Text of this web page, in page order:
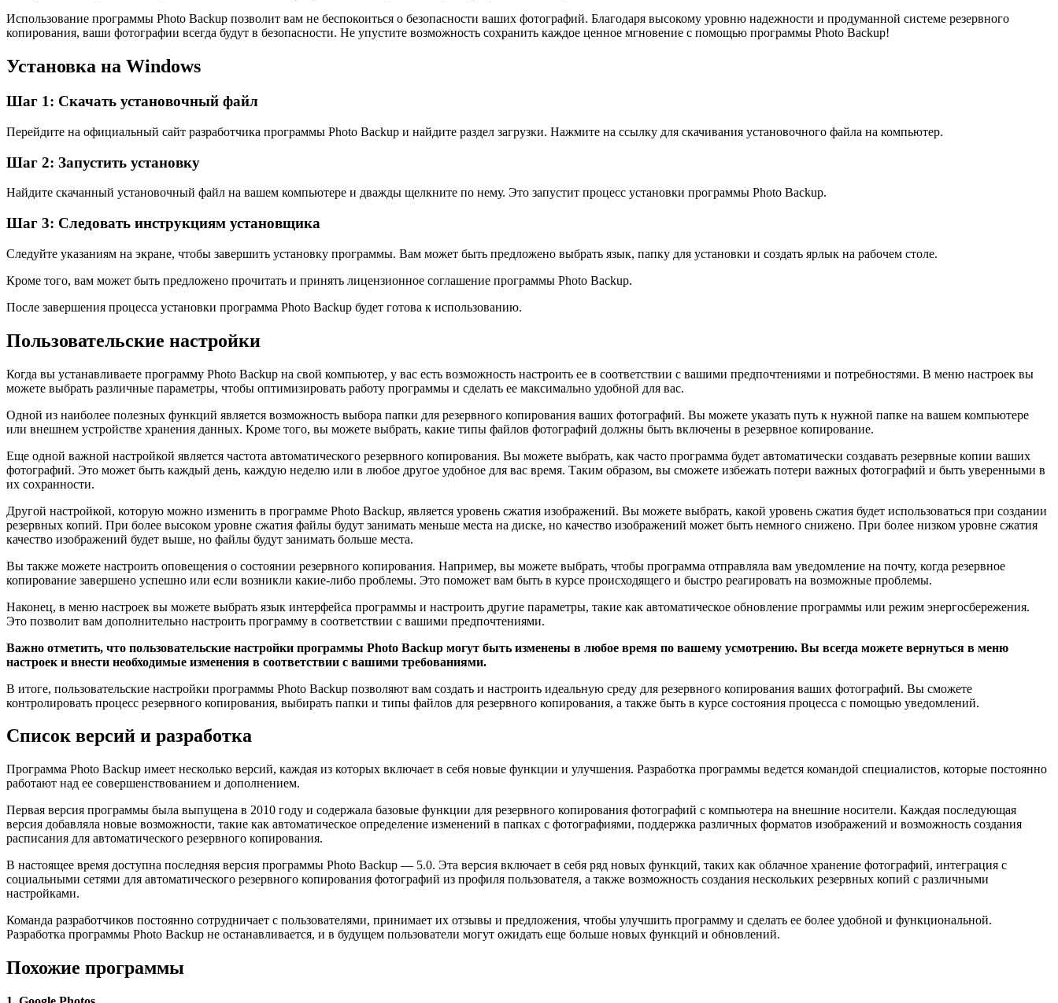
Использование программы Photo Backup позволит вам не беспокоиться о безопасности ваших фотографий. Благодаря высокому уровню надежности и продуманной системе резервного
копирования, ваши фотографии всегда будут в безопасности. Не упустите возможность сохранить каждое ценное мгновение с помощью программы Photo Backup!
Установка на Windows
Шаг 1: Скачать установочный файл
Перейдите на официальный сайт разработчика программы Photo Backup и найдите раздел загрузки. Нажмите на ссылку для скачивания установочного файла на компьютер.
Шаг 2: Запустить установку
Найдите скачанный установочный файл на вашем компьютере и дважды щелкните по нему. Это запустит процесс установки программы Photo Backup.
Шаг 3: Следовать инструкциям установщика
Следуйте указаниям на экране, чтобы завершить установку программы. Вам может быть предложено выбрать язык, папку для установки и создать ярлык на рабочем столе.
Кроме того, вам может быть предложено прочитать и принять лицензионное соглашение программы Photo Backup.
После завершения процесса установки программа Photo Backup будет готова к использованию.
Пользовательские настройки
Когда вы устанавливаете программу Photo Backup на свой компьютер, у вас есть возможность настроить ее в соответствии с вашими предпочтениями и потребностями. В меню настроек вы
можете выбрать различные параметры, чтобы оптимизировать работу программы и сделать ее максимально удобной для вас.
Одной из наиболее полезных функций является возможность выбора папки для резервного копирования ваших фотографий. Вы можете указать путь к нужной папке на вашем компьютере
или внешнем устройстве хранения данных. Кроме того, вы можете выбрать, какие типы файлов фотографий должны быть включены в резервное копирование.
Еще одной важной настройкой является частота автоматического резервного копирования. Вы можете выбрать, как часто программа будет автоматически создавать резервные копии ваших
фотографий. Это может быть каждый день, каждую неделю или в любое другое удобное для вас время. Таким образом, вы сможете избежать потери важных фотографий и быть уверенными в
их сохранности.
Другой настройкой, которую можно изменить в программе Photo Backup, является уровень сжатия изображений. Вы можете выбрать, какой уровень сжатия будет использоваться при создании
резервных копий. При более высоком уровне сжатия файлы будут занимать меньше места на диске, но качество изображений может быть немного снижено. При более низком уровне сжатия
качество изображений будет выше, но файлы будут занимать больше места.
Вы также можете настроить оповещения о состоянии резервного копирования. Например, вы можете выбрать, чтобы программа отправляла вам уведомление на почту, когда резервное
копирование завершено успешно или если возникли какие-либо проблемы. Это поможет вам быть в курсе происходящего и быстро реагировать на возможные проблемы.
Наконец, в меню настроек вы можете выбрать язык интерфейса программы и настроить другие параметры, такие как автоматическое обновление программы или режим энергосбережения.
Это позволит вам дополнительно настроить программу в соответствии с вашими предпочтениями.
Важно отметить, что пользовательские настройки программы Photo Backup могут быть изменены в любое время по вашему усмотрению. Вы всегда можете вернуться в меню
настроек и внести необходимые изменения в соответствии с вашими требованиями.
В итоге, пользовательские настройки программы Photo Backup позволяют вам создать и настроить идеальную среду для резервного копирования ваших фотографий. Вы сможете
контролировать процесс резервного копирования, выбирать папки и типы файлов для резервного копирования, а также быть в курсе состояния процесса с помощью уведомлений.
Список версий и разработка
Программа Photo Backup имеет несколько версий, каждая из которых включает в себя новые функции и улучшения. Разработка программы ведется командой специалистов, которые постоянно
работают над ее совершенствованием и дополнением.
Первая версия программы была выпущена в 2010 году и содержала базовые функции для резервного копирования фотографий с компьютера на внешние носители. Каждая последующая
версия добавляла новые возможности, такие как автоматическое определение изменений в папках с фотографиями, поддержка различных форматов изображений и возможность создания
расписания для автоматического резервного копирования.
В настоящее время доступна последняя версия программы Photo Backup — 5.0. Эта версия включает в себя ряд новых функций, таких как облачное хранение фотографий, интеграция с
социальными сетями для автоматического резервного копирования фотографий из профиля пользователя, а также возможность создания нескольких резервных копий с различными
настройками.
Команда разработчиков постоянно сотрудничает с пользователями, принимает их отзывы и предложения, чтобы улучшить программу и сделать ее более удобной и функциональной.
Разработка программы Photo Backup не останавливается, и в будущем пользователи могут ожидать еще больше новых функций и обновлений.
Похожие программы